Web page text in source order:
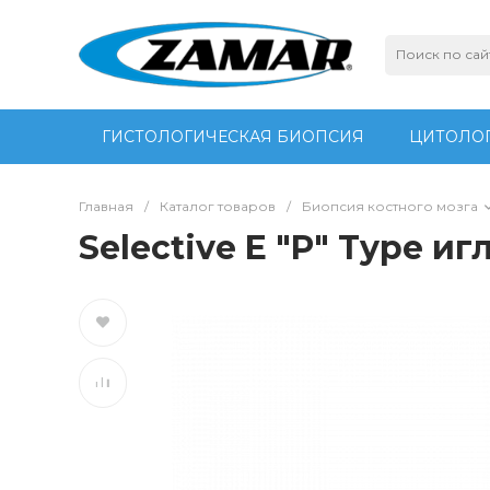
ГИСТОЛОГИЧЕСКАЯ БИОПСИЯ
Главная / Каталог товаров / Биопсия костного мозга
Selective E "P" Type